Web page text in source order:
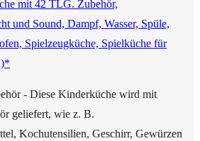
mit 42 TLG. Zubehör,
und Sound, Dampf, Wasser, Spüle,
Spielzeugküche, Spielküche für
- Diese Kinderküche wird mit
geliefert, wie z. B.
Kochutensilien, Geschirr, Gewürzen